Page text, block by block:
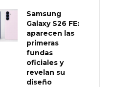
Samsung
Galaxy S26 FE:
aparecen las
primeras
fundas
oficiales y
revelan su
diseño